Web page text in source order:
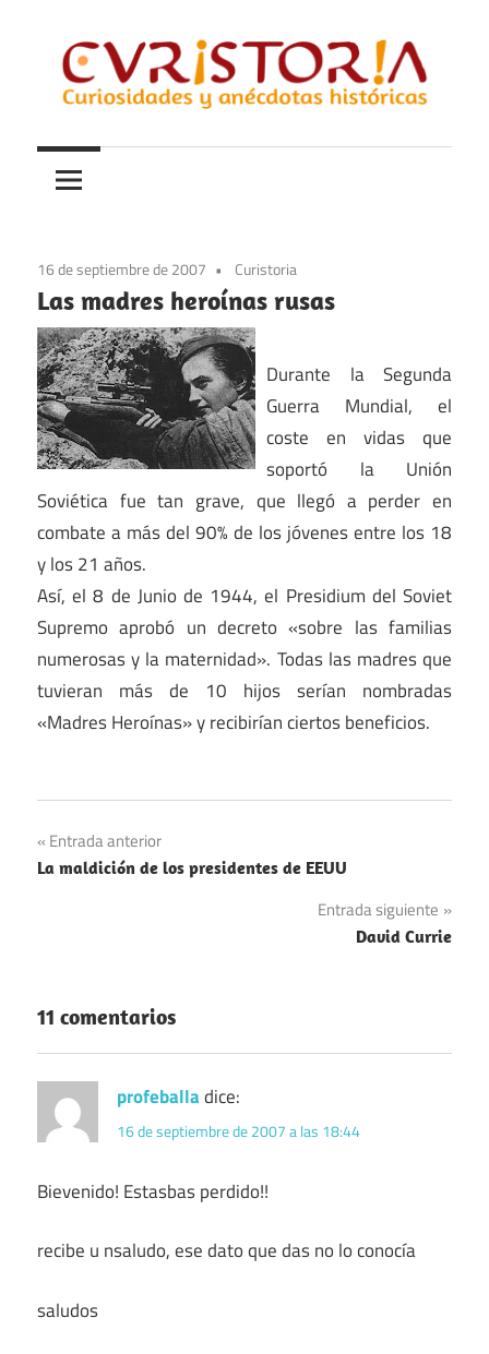
contenido
Curistoria
y
anécdotas
historia
16 de septiembre de 2007 Curistoria
Las madres heroínas rusas
Durante la Segunda
Guerra Mundial, el
coste en vidas que
soportó la Unión
Soviética fue tan grave, que llegó a perder en
combate a más del 90% de los jóvenes entre los 18
y los 21 años.
Así, el 8 de Junio de 1944, el Presidium del Soviet
Supremo aprobó un decreto «sobre las familias
numerosas y la maternidad». Todas las madres que
tuvieran más de 10 hijos serían nombradas
«Madres Heroínas» y recibirían ciertos beneficios.
Navegación
de
Entrada anterior
La maldición de los presidentes de EEUU
Entrada siguiente
David Currie
11 comentarios
profeballadice:
16 de septiembre de 2007 a las 18:44
Bievenido! Estasbas perdido!!
recibe u nsaludo, ese dato que das no lo conocía
saludos